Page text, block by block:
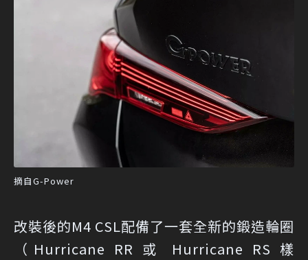
摘自G-Power
改裝後的M4 CSL配備了一套全新的鍛造輪圈
（Hurricane RR 或 Hurricane RS 樣